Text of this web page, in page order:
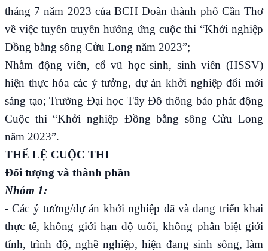
tháng 7 năm 2023 của BCH Đoàn thành phố Cần Thơ
về việc tuyên truyền hưởng ứng cuộc thi “Khởi nghiệp
Đồng bằng sông Cửu Long năm 2023”;
Nhằm động viên, cổ vũ học sinh, sinh viên (HSSV)
hiện thực hóa các ý tưởng, dự án khởi nghiệp đổi mới
sáng tạo; Trường Đại họcTây Đô thông báophát động
Cuộc thi “Khởi nghiệp Đồng bằng sông Cửu Long
năm 2023”.
THỂ LỆ CUỘC THI
Đối tượng và thành phần
Nhóm 1:
- Các ý tưởng/dự án khởi nghiệp đã và đang triển khai
thực tế, không giới hạn độ tuổi, không phân biệt giới
tính, trình độ, nghề nghiệp, hiện đang sinh sống, làm